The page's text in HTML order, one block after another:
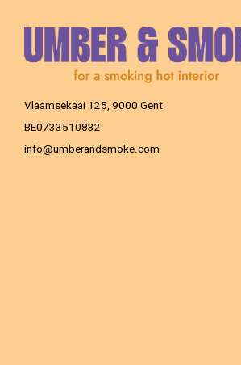
Vlaamsekaai 125, 9000 Gent
BE0733510832
info@umberandsmoke.com